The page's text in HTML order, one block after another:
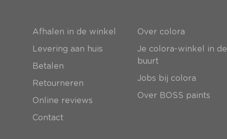
Afhalen in de winkel
Levering aan huis
Betalen
Retourneren
Online reviews
Contact
Over colora
Je colora-winkel in de
buurt
Jobs bij colora
Over BOSS paints